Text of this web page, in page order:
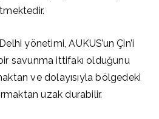
yönetimi, AUKUS’un Çin’i
savunma ittifakı olduğunu
ve dolayısıyla bölgedeki
uzak durabilir.